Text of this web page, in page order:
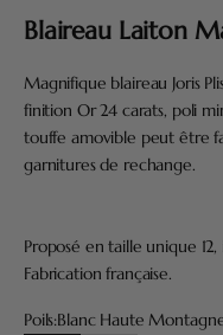
Blaireau Laiton
Magnifique blaireau Joris
finition Or 24 carats, poli
touffe amovible peut être
garnitures de rechange.
Proposé en taille unique
Fabrication française.
Poils:Blanc Haute